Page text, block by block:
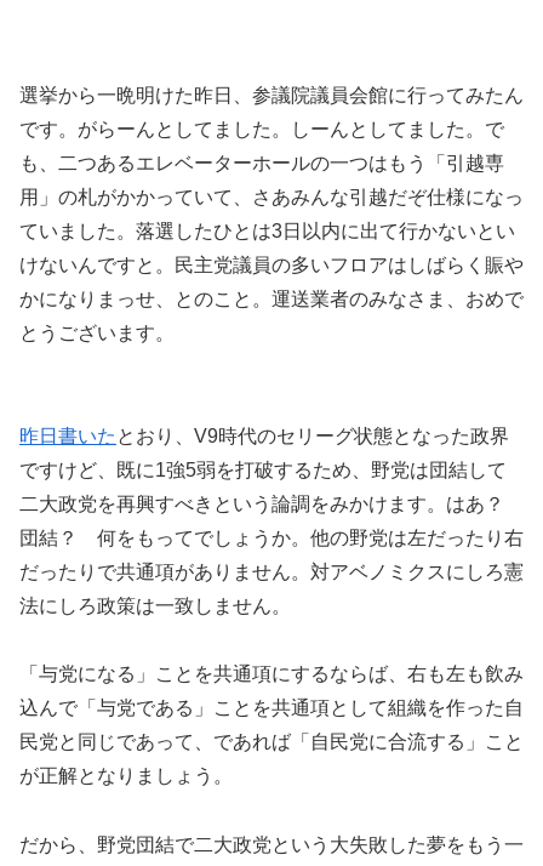
選挙から一晩明けた昨日、参議院議員会館に行ってみたん
です。がらーんとしてました。しーんとしてました。で
も、二つあるエレベーターホールの一つはもう「引越専
用」の札がかかっていて、さあみんな引越だぞ仕様になっ
ていました。落選したひとは3日以内に出て行かないとい
けないんですと。民主党議員の多いフロアはしばらく賑や
かになりまっせ、とのこと。運送業者のみなさま、おめで
とうございます。
昨日書いた とおり、V9時代のセリーグ状態となった政界
ですけど、既に1強5弱を打破するため、野党は団結して
二大政党を再興すべきという論調をみかけます。はあ？
団結？ 何をもってでしょうか。他の野党は左だったり右
だったりで共通項がありません。対アベノミクスにしろ憲
法にしろ政策は一致しません。
「与党になる」ことを共通項にするならば、右も左も飲み
込んで「与党である」ことを共通項として組織を作った自
民党と同じであって、であれば「自民党に合流する」こと
が正解となりましょう。
だから、野党団結で二大政党という大失敗した夢をもう一